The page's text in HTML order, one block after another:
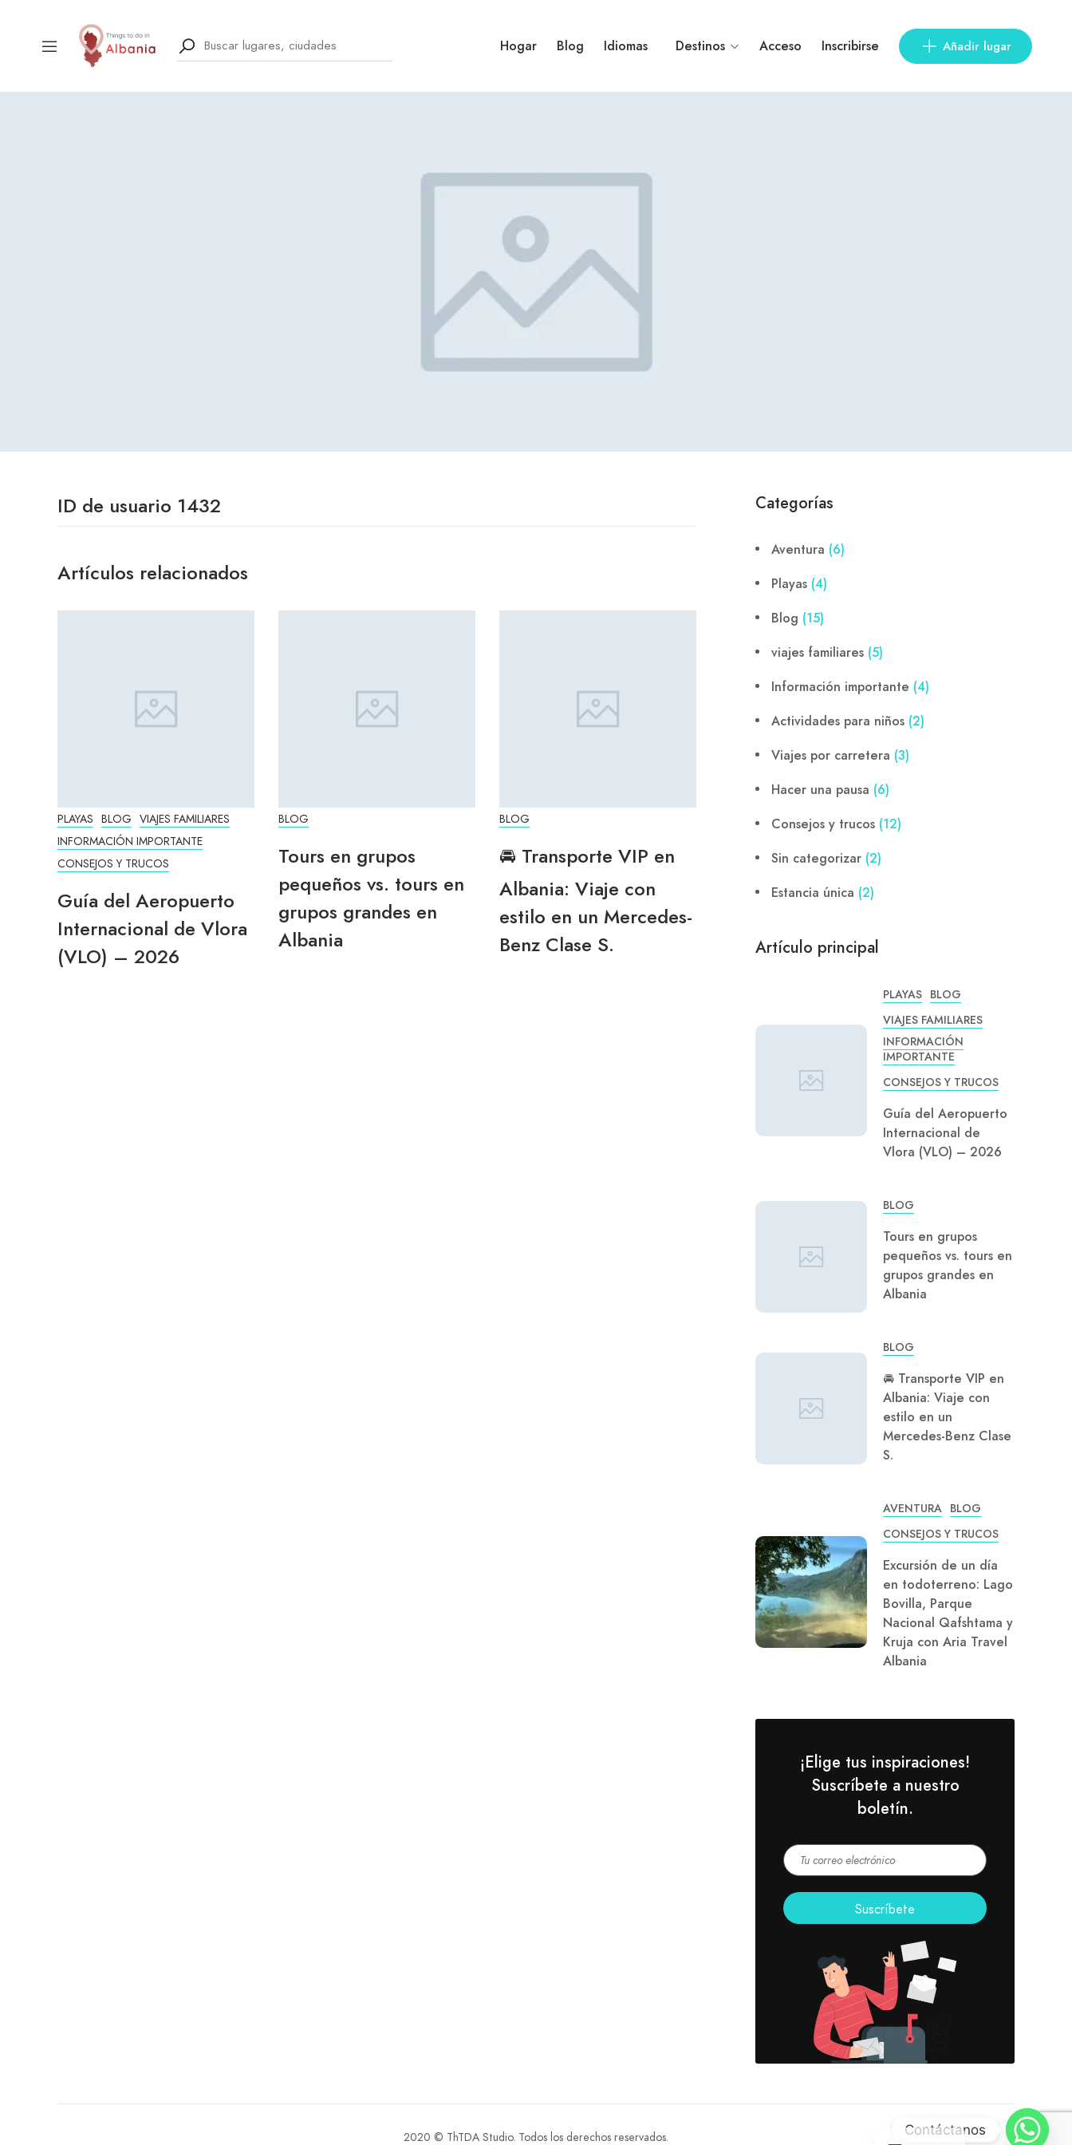
Hogar Blog Idiomas Destinos Acceso Inscribirse Añadir lugar
ID de usuario 1432
Artículos relacionados
PLAYAS BLOG VIAJES FAMILIARES
INFORMACIÓN IMPORTANTE
CONSEJOS Y TRUCOS
Guía del Aeropuerto
Internacional de Vlora
(VLO) – 2026
BLOG
Tours en grupos
pequeños vs. tours en
grupos grandes en
Albania
BLOG
🚘 Transporte VIP en
Albania: Viaje con
estilo en un Mercedes-
Benz Clase S.
Categorías
Aventura (6)
Playas (4)
Blog (15)
viajes familiares (5)
Información importante (4)
Actividades para niños (2)
Viajes por carretera (3)
Hacer una pausa (6)
Consejos y trucos (12)
Sin categorizar (2)
Estancia única (2)
Artículo principal
PLAYAS BLOG
VIAJES FAMILIARES
INFORMACIÓN
IMPORTANTE
CONSEJOS Y TRUCOS
Guía del Aeropuerto
Internacional de
Vlora (VLO) – 2026
BLOG
Tours en grupos
pequeños vs. tours en
grupos grandes en
Albania
BLOG
🚘 Transporte VIP en
Albania: Viaje con
estilo en un
Mercedes-Benz Clase
S.
AVENTURA BLOG
CONSEJOS Y TRUCOS
Excursión de un día
en todoterreno: Lago
Bovilla, Parque
Nacional Qafshtama y
Kruja con Aria Travel
Albania
¡Elige tus inspiraciones!
Suscríbete a nuestro
boletín.
2020 © ThTDA Studio. Todos los derechos reservados.
Contáctanos